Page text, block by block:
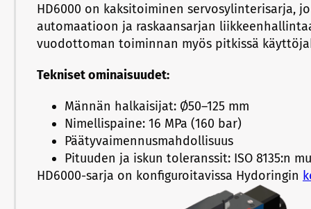
HD6000 on kaksitoiminen servosylinterisarja,
automaatioon ja raskaansarjan
vuodottoman toiminnan myös pitkissä
Tekniset ominaisuudet:
Männän halkaisijat: Ø50–125 mm
Nimellispaine: 16 MPa (160 bar)
Päätyvaimennusmahdollisuus
Pituuden ja iskun toleranssit: ISO 8135:n
HD6000-sarja on konfiguroitavissa Hydoringin